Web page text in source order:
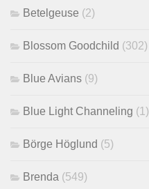
Betelgeuse (2)
Blossom Goodchild (302)
Blue Avians (9)
Blue Light Channeling (1)
Börge Höglund (5)
Brenda (549)